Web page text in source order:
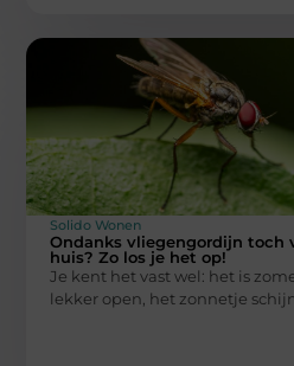
Solido Wonen
Ondanks vliegengordijn toch
huis? Zo los je het op!
Je kent het vast wel: het is
lekker open, het zonnetje